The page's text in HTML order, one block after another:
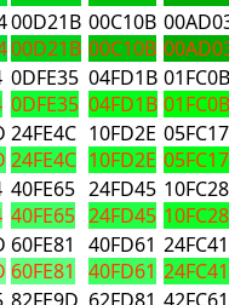
00D21B
00D21B
00C10B
00C10B
0DFE35
0DFE35
04FD1B
04FD1B
01FC0B
01FC0B
24FE4C
24FE4C
10FD2E
10FD2E
05FC17
05FC17
40FE65
40FE65
24FD45
24FD45
10FC28
10FC28
60FE81
60FE81
40FD61
40FD61
24FC41
24FC41